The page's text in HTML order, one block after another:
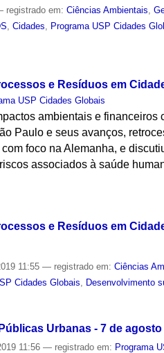
registrado em:Ciências Ambientais ,
,Cidades Programa USP Cidades
e Resíduos em
USP Cidades Globais
ambientais e financeiros
Paulo e seus avanços,
foco na Alemanha, e
associados à saúde
e Resíduos em
11:55— registrado em:Ciências
Cidades Globais, Desenvolvimento
Urbanas - 7 de agosto
11:56— registrado em: Programa